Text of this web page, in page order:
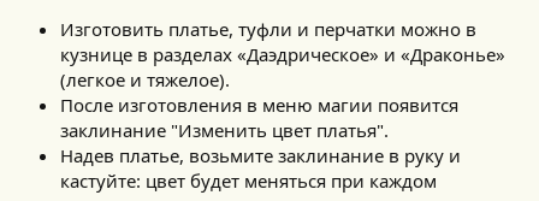
Изготовить платье, туфли и перчатки можно в
кузнице в разделах «Даэдрическое» и «Драконье»
(легкое и тяжелое).
После изготовления в меню магии появится
заклинание "Изменить цвет платья".
Надев платье, возьмите заклинание в руку и
кастуйте: цвет будет меняться при каждом